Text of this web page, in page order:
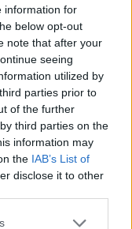
information for
below opt-out
note that after your
seeing
utilized by
parties prior to
of the further
third parties on the
information may
the IAB’s List of
disclose it to other